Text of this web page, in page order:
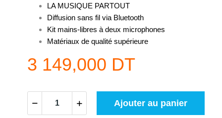
LA MUSIQUE PARTOUT
Diffusion sans fil via Bluetooth
Kit mains-libres à deux microphones
Matériaux de qualité supérieure
3 149,000 DT
Ajouter au panier